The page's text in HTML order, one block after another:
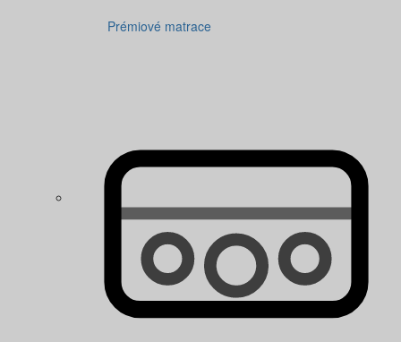
Prémiové matrace